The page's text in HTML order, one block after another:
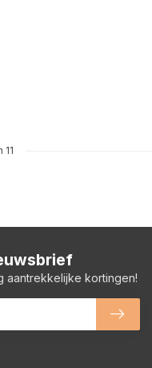
11
aantrekkelijke kortingen!